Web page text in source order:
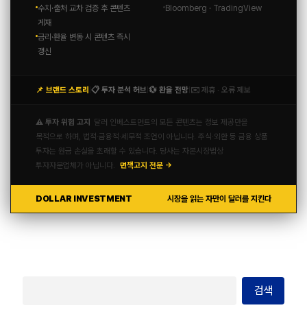
수치·출처 교차 검증 후 콘텐츠
게재
금리·환율 변동 시 콘텐츠 즉시
갱신
Bloomberg · TradingView
📌 브랜드 스토리 📋 투자 분석 허브 💱 환율 전망 ✉️ 제휴 · 오류 제보
⚠️ 투자 위험 고지
달러 인베스트먼트의 모든 콘텐츠는 정보 제공만을
목적으로 하며, 법적·금융적·세무적 조언이 아닙니다. 주식·외환 등 금융 상품
투자는 원금 손실을 초래할 수 있습니다. 당사는 자본시장법상
투자자문업체가 아닙니다. 면책고지 전문 →
DOLLAR INVESTMENT 시장을 읽는 자만이 달러를 지킨다
검색